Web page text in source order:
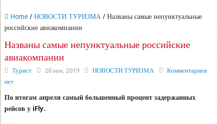
Home/ НОВОСТИ ТУРИЗМА / Названы самые непунктуальные
российские авиакомпании
Названы самые непунктуальные российские
авиакомпании
Турист 26 мая, 2019 НОВОСТИ ТУРИЗМА
Комментариев
нет
По итогам апреля самый большенный процент задержанных
рейсов у iFly.